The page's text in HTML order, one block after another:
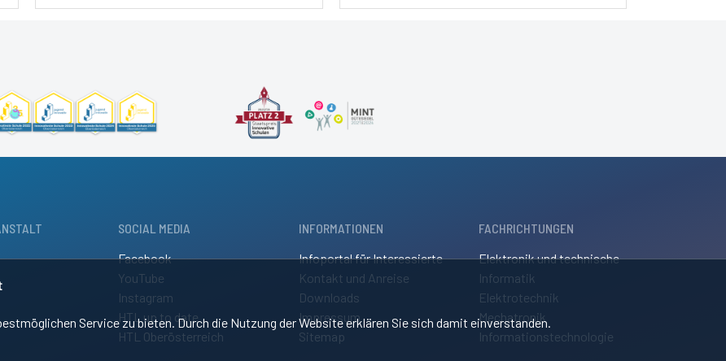
Service zu bieten. Durch die Nutzung der Website erklären Sie sich damit einverstanden.
SOCIAL MEDIA
Facebook
YouTube
Instagram
HTL up to date
HTL Oberösterreich
INFORMATIONEN
Infoportal für Interessierte
Kontakt und Anreise
Downloads
Impressum
Sitemap
FACHRICHTUNGEN
Elektronik und technische
Informatik
Elektrotechnik
Mechatronik
Informationstechnologie